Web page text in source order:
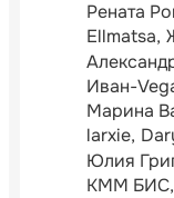
Рената
Ellmatsa
Иван-
Марина
larxie
Юлия
КММ БИС